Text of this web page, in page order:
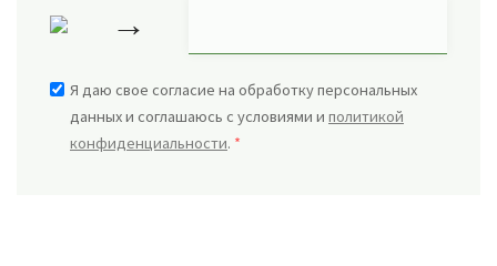
→
Я даю свое согласие на обработку персональных
данных и соглашаюсь с условиями и политикой
конфиденциальности. *